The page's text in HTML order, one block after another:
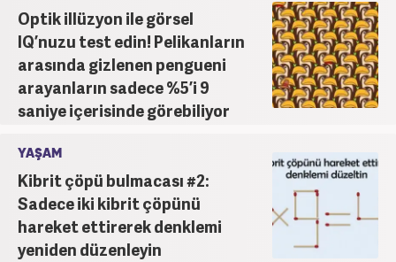
Optik illüzyon ile görsel
IQ’nuzu test edin! Pelikanların
arasında gizlenen pengueni
arayanların sadece %5’i 9
saniye içerisinde görebiliyor
YAŞAM
Kibrit çöpü bulmacası #2:
Sadece iki kibrit çöpünü
hareket ettirerek denklemi
yeniden düzenleyin